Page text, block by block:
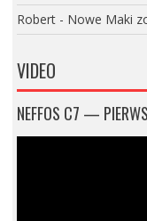
Robert- Nowe Maki
VIDEO
NEFFOS C7 —